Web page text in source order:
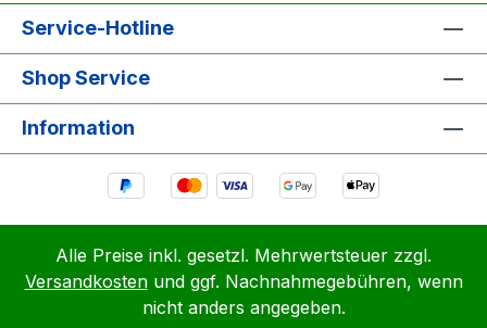
Service-Hotline
Shop Service
Information
Alle Preise inkl. gesetzl. Mehrwertsteuer zzgl.
Versandkostenund ggf. Nachnahmegebühren, wenn
nicht anders angegeben.